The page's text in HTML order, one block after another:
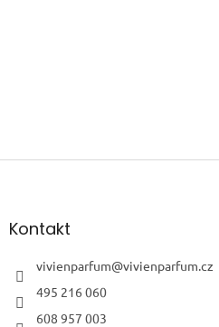
Z
aKontakt
vivienparfum@vivienparfum.cz
495 216 060
608 957 003